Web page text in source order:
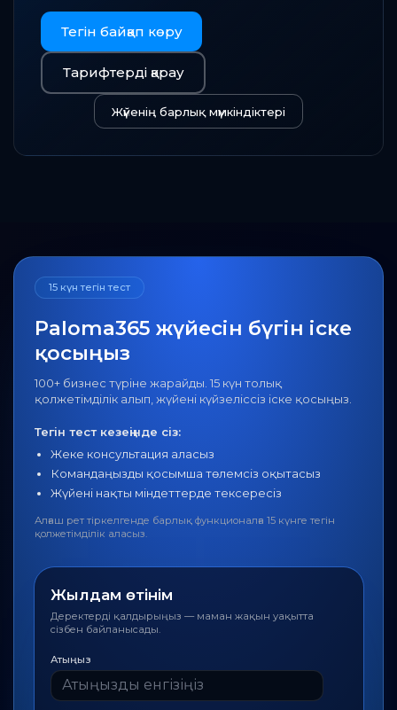
Тегін байқап көру
Тарифтерді қарау
Жүйенің барлық мүмкіндіктері
15 күн тегін тест
Paloma365 жүйесін бүгін іске
қосыңыз
100+ бизнес түріне жарайды. 15 күн толық
қолжетімділік алып, жүйені күйзеліссіз іске қосыңыз.
Тегін тест кезеңінде сіз:
Жеке консультация аласыз
Командаңызды қосымша төлемсіз оқытасыз
Жүйені нақты міндеттерде тексересіз
Алғаш рет тіркелгенде барлық функционалға 15 күнге тегін
қолжетімділік аласыз.
Жылдам өтінім
Деректерді қалдырыңыз — маман жақын уақытта
сізбен байланысады.
Атыңыз